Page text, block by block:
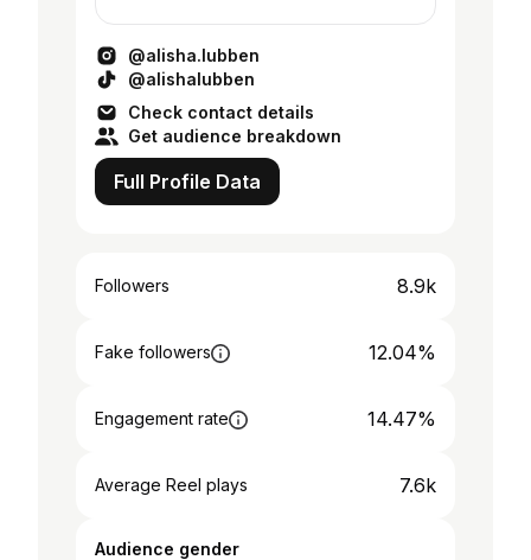
@alisha.lubben
@alishalubben
Check contact details
Get audience breakdown
Full Profile Data
Followers 8.9k
Fake followers 12.04%
Engagement rate 14.47%
Average Reel plays 7.6k
Audience gender